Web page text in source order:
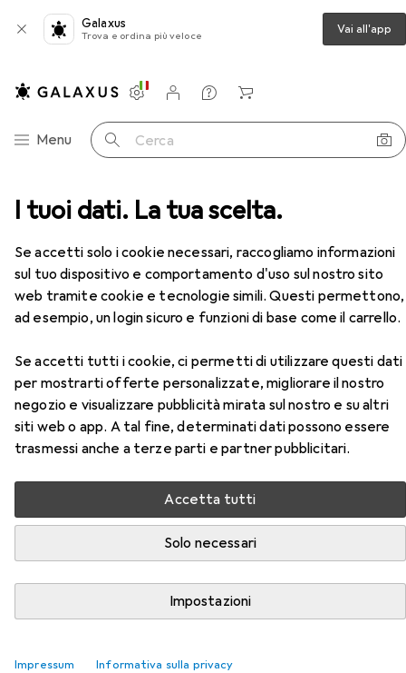
I tuoi dati. La tua scelta.
Se accetti solo i cookie necessari, raccogliamo informazioni
sul tuo dispositivo e comportamento d'uso sul nostro sito
web tramite cookie e tecnologie simili. Questi permettono,
ad esempio, un login sicuro e funzioni di base come il carrello.
Se accetti tutti i cookie, ci permetti di utilizzare questi dati
per mostrarti offerte personalizzate, migliorare il nostro
negozio e visualizzare pubblicità mirata sul nostro e su altri
siti web o app. A tal fine, determinati dati possono essere
trasmessi anche a terze parti e partner pubblicitari.
Accetta tutti
Solo necessari
Impostazioni
Impressum Informativa sulla privacy
Galaxus
Trova e ordina più veloce Vai all'app
Categoria Navigazione
Menu Cerca
Impostazioni
Conto cliente
Liste di confronto
Liste dei desideri
Carrello
a bussola + esagonale Koken Chiave a brugola
KokenChiave a brugola
27 mm
Accessori per Koken Chiave a
brugola
Qui trovi accessori adatti per il prodotto Koken Chiave a
brugola della categoria Chiave a bussola + esagonale.
Rilevanza
Elenco dei prodotti
Chiave a bussola + esagonale
EUR
15,90
13 mm 15 mm